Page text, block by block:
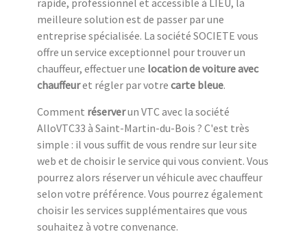
meilleure solution est de passer par une
entreprise spécialisée. La société SOCIETE vous
offre un service exceptionnel pour trouver un
chauffeur, effectuer une location de voiture avec
chauffeuret régler par votre carte bleue.
Comment réserverun VTC avec la société
AlloVTC33 à Saint-Martin-du-Bois ? C'est très
simple : il vous suffit de vous rendre sur leur site
web et de choisir le service qui vous convient. Vous
pourrez alors réserver un véhicule avec chauffeur
selon votre préférence. Vous pourrez également
choisir les services supplémentaires que vous
souhaitez à votre convenance.